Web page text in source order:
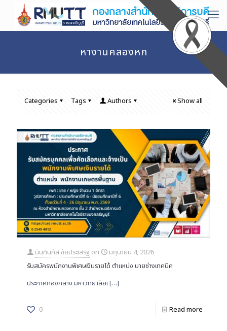
หางานคลองหก
Categories Tags Authors Show all
นันท์นภัส ชัยประเสริฐ on
มิถุนายน 4, 2026
รับสมัครพนักงานพิเศษเงินรายได้ ตำแหน่ง นายช่างเทคนิค
ประกาศกองกลาง มหาวิทยาลัยเ[…]
0 Read more